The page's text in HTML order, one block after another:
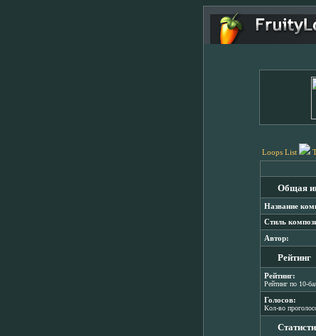
Loops List
Общая
Название
Стиль
Автор:
Рейтинг
Рейтинг:
Рейтинг по 10-
Голосов:
Кол-во